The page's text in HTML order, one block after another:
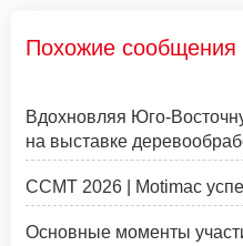
Похожие сообщения
Вдохновляя Юго-
на выставке
CCMT 2026 | Motimac
Основные моменты